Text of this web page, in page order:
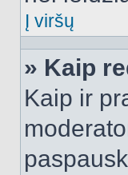
Į viršų
» Kaip
Kaip ir